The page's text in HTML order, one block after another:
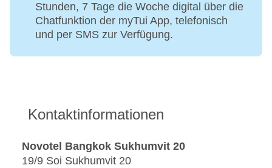
Stunden, 7 Tage die Woche digital über die
Chatfunktion der myTui App, telefonisch
und per SMS zur Verfügung.
Kontaktinformationen
Novotel Bangkok Sukhumvit 20
19/9 Soi Sukhumvit 20